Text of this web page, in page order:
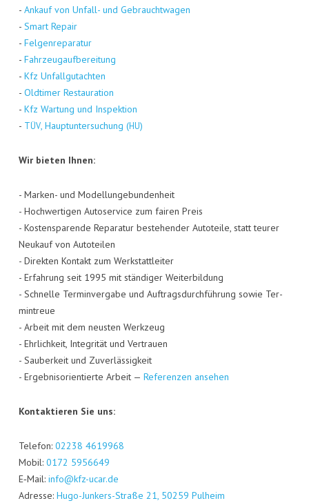
- Ankauf von Unfall- und Gebraucht­wa­gen
- Smart Repair
- Fel­gen­re­pa­ra­tur
- Fahr­zeug­auf­be­rei­tung
- Kfz Unfall­gut­ach­ten
- Old­ti­mer Restau­ra­ti­on
- Kfz War­tung und Inspek­ti­on
- TÜV, Haupt­un­ter­su­chung (HU)
Wir bie­ten Ihnen:
- Mar­ken- und Model­lun­ge­bun­den­heit
- Hoch­wer­ti­gen Auto­ser­vice zum fai­ren Preis
- Kos­ten­spa­ren­de Repa­ra­tur bestehen­der Auto­tei­le, statt teu­rer
Neu­kauf von Auto­tei­len
- Direk­ten Kon­takt zum Werk­statt­lei­ter
- Erfah­rung seit 1995 mit stän­di­ger Wei­ter­bil­dung
- Schnel­le Ter­min­ver­ga­be und Auf­trags­durch­füh­rung sowie Ter­
min­treue
- Arbeit mit dem neus­ten Werk­zeug
- Ehr­lich­keit, Inte­gri­tät und Ver­trau­en
- Sau­ber­keit und Zuver­läs­sig­keit
- Ergeb­nis­ori­en­tier­te Arbeit — Refe­ren­zen ansehen
Kon­tak­tie­ren Sie uns:
Tele­fon: 02238 4619968
Mobil: 0172 5956649
E‑Mail: info@kfz-ucar.de
Adres­se: Hugo-Jun­kers-Stra­ße 21, 50259 Pul­heim